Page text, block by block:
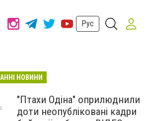
Рус
НОВИНИ
"Птахи Одіна" оприлюднили
доти неопубліковані кадри